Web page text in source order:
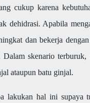
cukup karena
dehidrasi. Apabila
dan bekerja
Dalam skenario terburuk,
ataupun batu ginjal.
lakukan hal ini supaya